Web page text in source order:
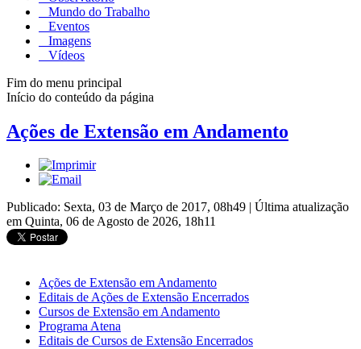
Mundo do Trabalho
Eventos
Imagens
Vídeos
Fim do menu principal
Início do conteúdo da página
Ações de Extensão em Andamento
Publicado: Sexta, 03 de Março de 2017, 08h49 | Última atualização
em Quinta, 06 de Agosto de 2026, 18h11
Ações de Extensão em Andamento
Editais de Ações de Extensão Encerrados
Cursos de Extensão em Andamento
Programa Atena
Editais de Cursos de Extensão Encerrados